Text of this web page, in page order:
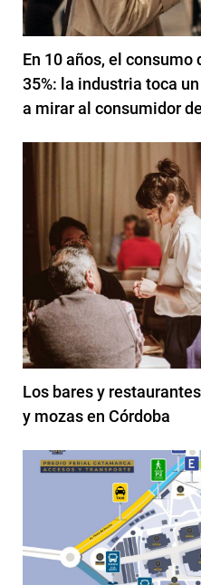
En 10 años, el consumo
35%: la industria toca
a mirar al consumidor
Los bares y
y mozas en Córdoba